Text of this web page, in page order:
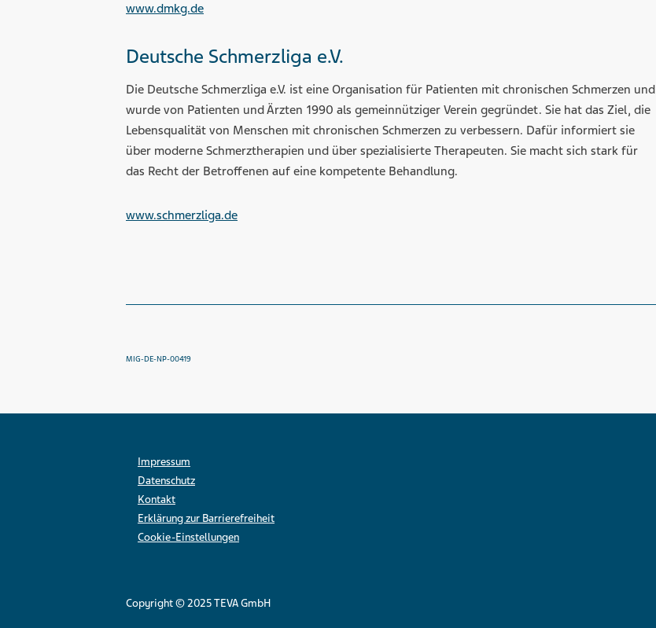
www.dmkg.de
Deutsche Schmerzliga e.V.
Die Deutsche Schmerzliga e.V. ist eine Organisation für Patienten mit chronischen Schmerzen und
wurde von Patienten und Ärzten 1990 als gemeinnütziger Verein gegründet. Sie hat das Ziel, die
Lebensqualität von Menschen mit chronischen Schmerzen zu verbessern. Dafür informiert sie
über moderne Schmerztherapien und über spezialisierte Therapeuten. Sie macht sich stark für
das Recht der Betroffenen auf eine kompetente Behandlung.
www.schmerzliga.de
MIG-DE-NP-00419
Impressum
Datenschutz
Kontakt
Erklärung zur Barrierefreiheit
Cookie-Einstellungen
Copyright © 2025 TEVA GmbH